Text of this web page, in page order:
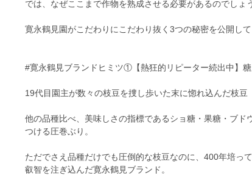
では、なぜここまで作物を熟成させる必要があるのでしょ
寛永鶴見園がこだわりにこだわり抜く3つの秘密を公開して
#寛永鶴見ブランドヒミツ①【熱狂的リピーター続出中】
19代目園主が数々の枝豆を捜し歩いた末に惚れ込んだ枝豆
他の品種比べ、美味しさの指標であるショ糖・果糖・ブド
つける圧巻ぶり。
ただでさえ品種だけでも圧倒的な枝豆なのに、400年培っ
叡智を注ぎ込んだ寛永鶴見ブランド。